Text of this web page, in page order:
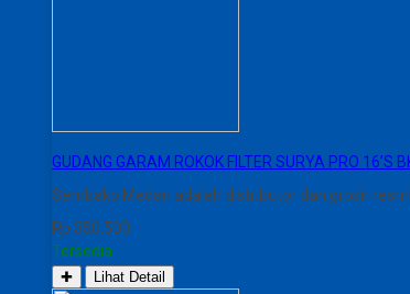
GUDANG GARAM ROKOK FILTER SURYA PRO 16’S
Sembako Medan adalah distributor dan grosir resmi
Rp 350.500
Tersedia
✚ Lihat Detail